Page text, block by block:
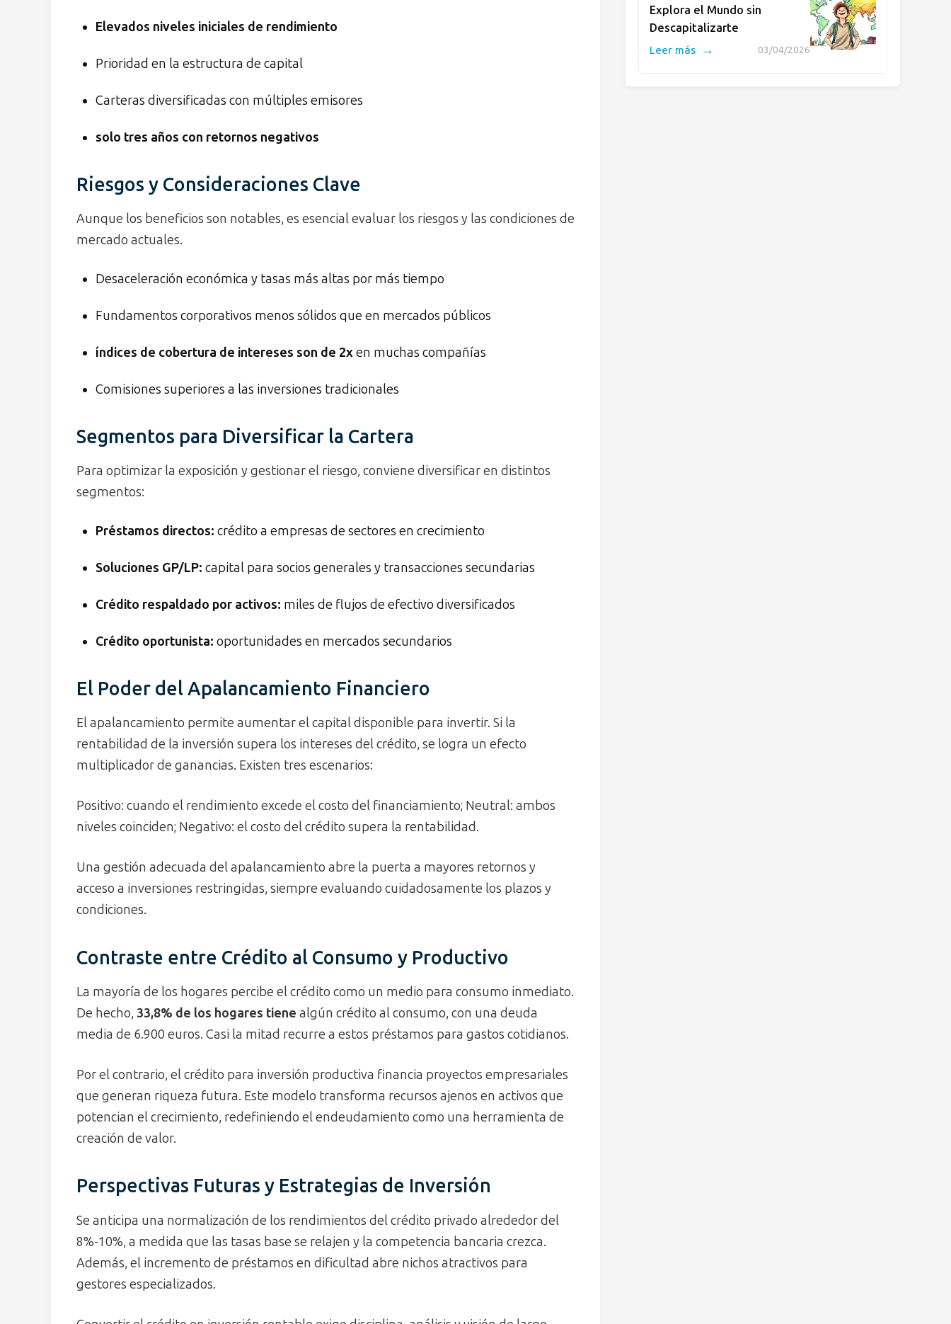
Elevados niveles iniciales de rendimiento
Prioridad en la estructura de capital
Carteras diversificadas con múltiples emisores
solo tres años con retornos negativos
Riesgos y Consideraciones Clave
Aunque los beneficios son notables, es esencial evaluar los riesgos y las condiciones de
mercado actuales.
Desaceleración económica y tasas más altas por más tiempo
Fundamentos corporativos menos sólidos que en mercados públicos
índices de cobertura de intereses son de 2xen muchas compañías
Comisiones superiores a las inversiones tradicionales
Segmentos para Diversificar la Cartera
Para optimizar la exposición y gestionar el riesgo, conviene diversificar en distintos
segmentos:
Préstamos directos: crédito a empresas de sectores en crecimiento
Soluciones GP/LP: capital para socios generales y transacciones secundarias
Crédito respaldado por activos: miles de flujos de efectivo diversificados
Crédito oportunista: oportunidades en mercados secundarios
El Poder del Apalancamiento Financiero
El apalancamiento permite aumentar el capital disponible para invertir. Si la
rentabilidad de la inversión supera los intereses del crédito, se logra un efecto
multiplicador de ganancias. Existen tres escenarios:
Positivo: cuando el rendimiento excede el costo del financiamiento; Neutral: ambos
niveles coinciden; Negativo: el costo del crédito supera la rentabilidad.
Una gestión adecuada del apalancamiento abre la puerta a mayores retornos y
acceso a inversiones restringidas, siempre evaluando cuidadosamente los plazos y
condiciones.
Contraste entre Crédito al Consumo y Productivo
La mayoría de los hogares percibe el crédito como un medio para consumo inmediato.
De hecho, 33,8% de los hogares tiene algún crédito al consumo, con una deuda
media de 6.900 euros. Casi la mitad recurre a estos préstamos para gastos cotidianos.
Por el contrario, el crédito para inversión productiva financia proyectos empresariales
que generan riqueza futura. Este modelo transforma recursos ajenos en activos que
potencian el crecimiento, redefiniendo el endeudamiento como una herramienta de
creación de valor.
Perspectivas Futuras y Estrategias de Inversión
Se anticipa una normalización de los rendimientos del crédito privado alrededor del
8%-10%, a medida que las tasas base se relajen y la competencia bancaria crezca.
Además, el incremento de préstamos en dificultad abre nichos atractivos para
gestores especializados.
Explora el Mundo sin
Descapitalizarte
03/04/2026
Leer más →